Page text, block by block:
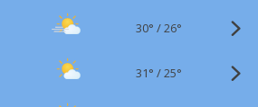
30° /26°
31° /25°